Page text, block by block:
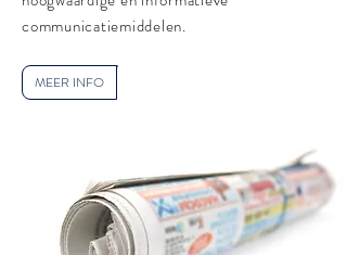
communicatiemiddelen.
MEER INFO